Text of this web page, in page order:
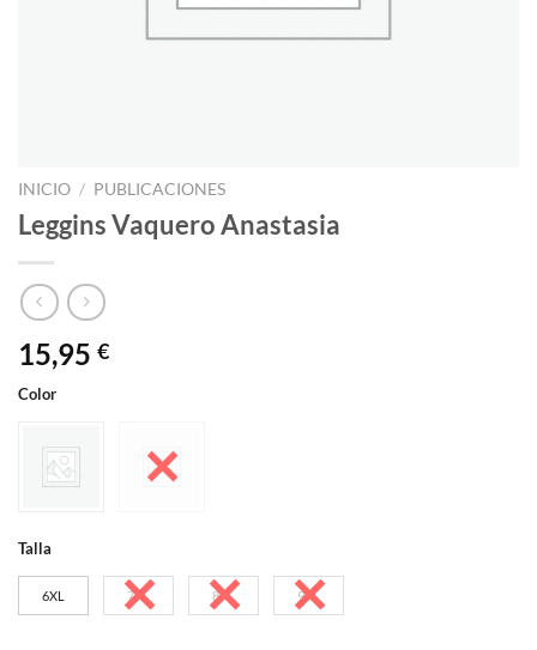
INICIO / PUBLICACIONES
Leggins Vaquero Anastasia
15,95 €
Color
Talla
6XL 7XL 8XL 9XL